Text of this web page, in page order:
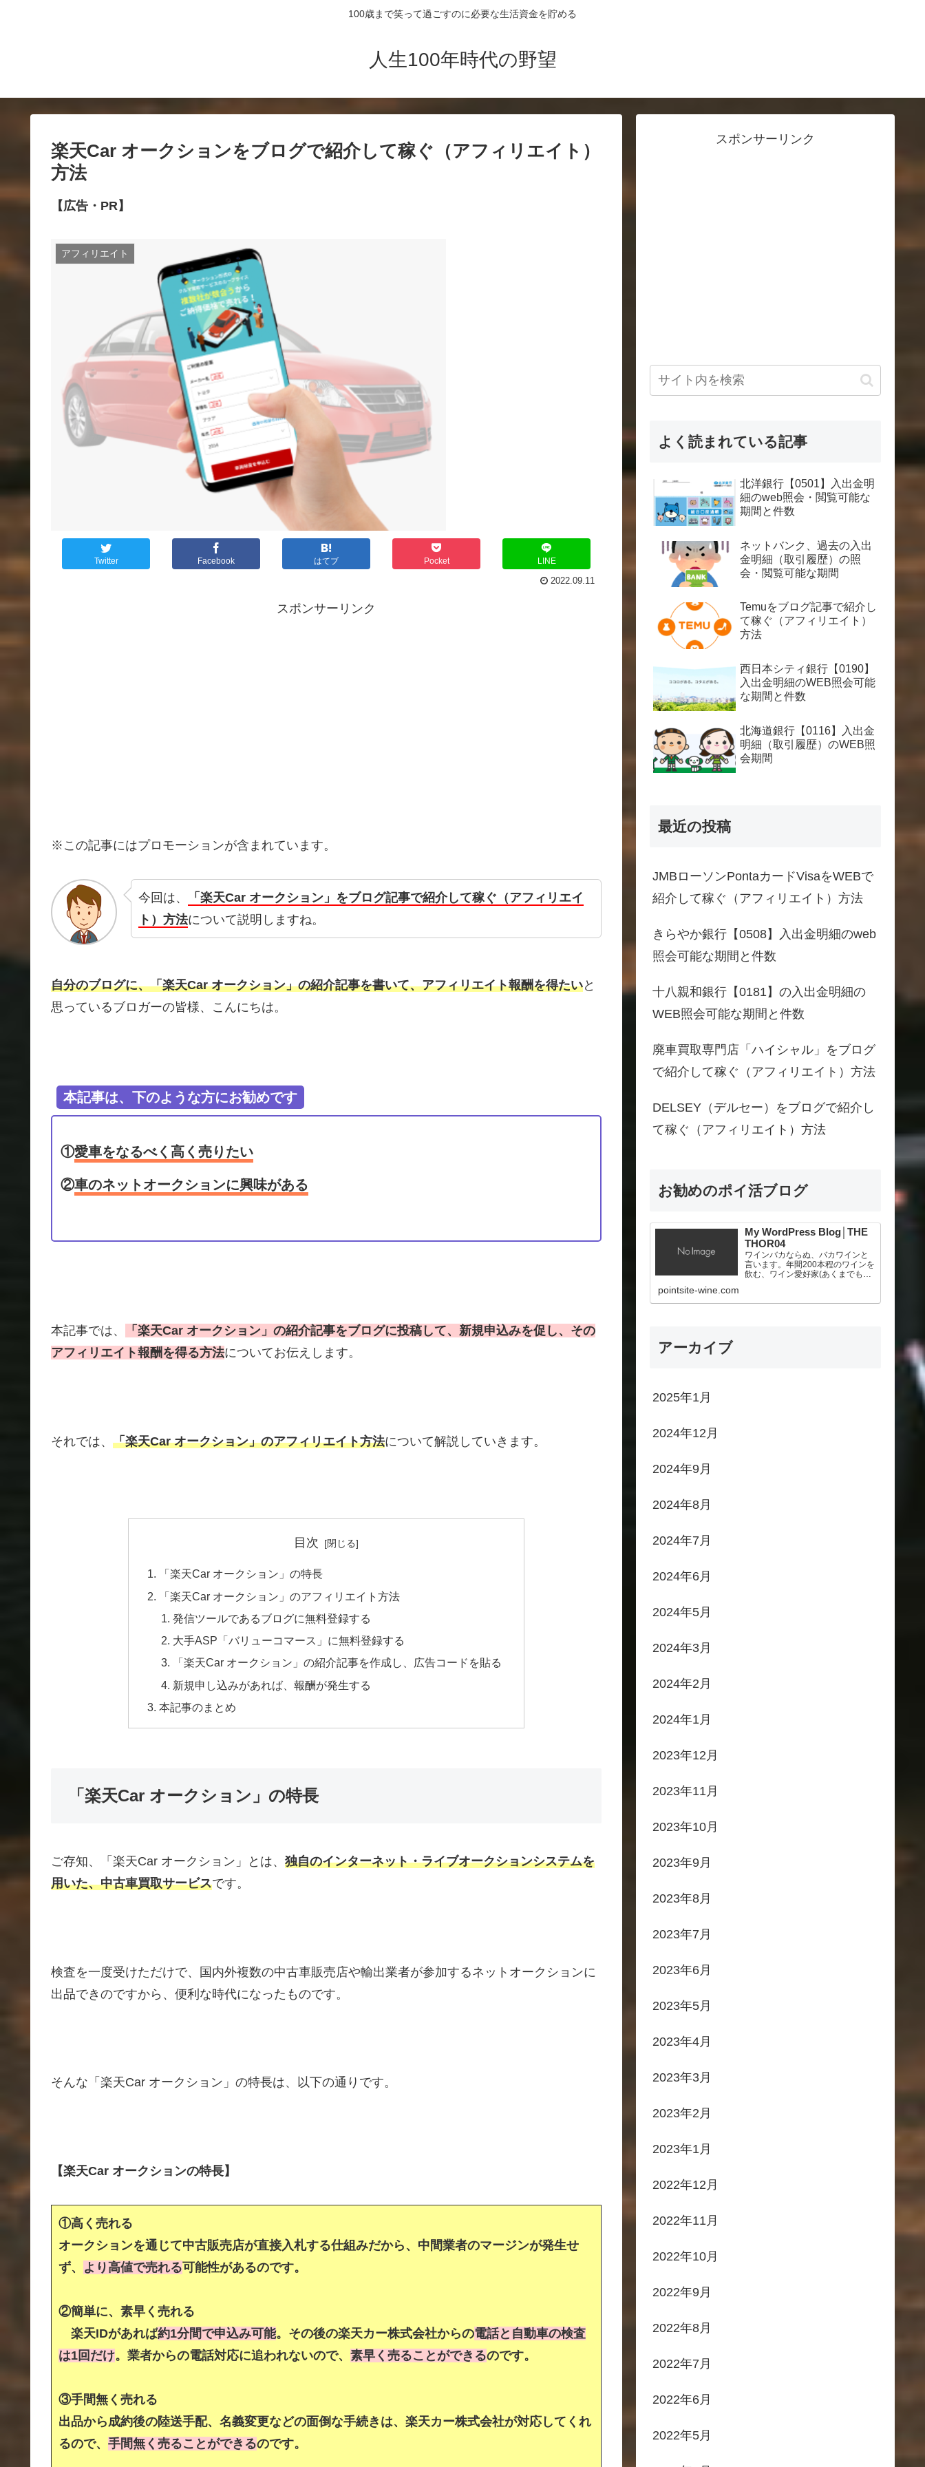
100歳まで笑って過ごすのに必要な生活資金を貯める
人生100年時代の野望
楽天Car オークションをブログで紹介して稼ぐ（アフィリエイト）
方法
【広告・PR】
アフィリエイト
Twitter Facebook はてブ Pocket LINE
2022.09.11
スポンサーリンク
※この記事にはプロモーションが含まれています。
今回は、
「楽天Car オークション」をブログ記事で紹介して稼ぐ（アフィリエイ
ト）方法について説明しますね。
自分のブログに、「楽天Car オークション」の紹介記事を書いて、アフィリエイト報酬を得たいと
思っているブロガーの皆様、こんにちは。
本記事は、下のような方にお勧めです
①愛車をなるべく高く売りたい
②車のネットオークションに興味がある
本記事では、
「楽天Car オークション」の紹介記事をブログに投稿して、新規申込みを促し、その
アフィリエイト報酬を得る方法についてお伝えします。
それでは、 「楽天Car オークション」のアフィリエイト方法について解説していきます。
目次
「楽天Car オークション」の特長
「楽天Car オークション」のアフィリエイト方法
発信ツールであるブログに無料登録する
大手ASP「バリューコマース」に無料登録する
「楽天Car オークション」の紹介記事を作成し、広告コードを貼る
新規申し込みがあれば、報酬が発生する
本記事のまとめ
「楽天Car オークション」の特長
ご存知、「楽天Car オークション」とは、 独自のインターネット・ライブオークションシステムを
用いた、中古車買取サービスです。
検査を一度受けただけで、国内外複数の中古車販売店や輸出業者が参加するネットオークションに
出品できのですから、便利な時代になったものです。
そんな「楽天Car オークション」の特長は、以下の通りです。
【楽天Car オークションの特長】
①高く売れる
オークションを通じて中古販売店が直接入札する仕組みだから、中間業者のマージンが発生せ
ず、 より高値で売れる可能性があるのです。
②簡単に、素早く売れる
楽天IDがあれば約1分間で申込み可能。その後の楽天カー株式会社からの電話と自動車の検査
は1回だけ。業者からの電話対応に追われないので、 素早く売ることができるのです。
③手間無く売れる
出品から成約後の陸送手配、名義変更などの面倒な手続きは、楽天カー株式会社が対応してくれ
るので、 手間無く売ることができるのです。
スポンサーリンク
よく読まれている記事
北洋銀行【0501】入出金明
細のweb照会・閲覧可能な
期間と件数
ネットバンク、過去の入出
金明細（取引履歴）の照
会・閲覧可能な期間
Temuをブログ記事で紹介し
て稼ぐ（アフィリエイト）
方法
西日本シティ銀行【0190】
入出金明細のWEB照会可能
な期間と件数
北海道銀行【0116】入出金
明細（取引履歴）のWEB照
会期間
最近の投稿
JMBローソンPontaカードVisaをWEBで
紹介して稼ぐ（アフィリエイト）方法
きらやか銀行【0508】入出金明細のweb
照会可能な期間と件数
十八親和銀行【0181】の入出金明細の
WEB照会可能な期間と件数
廃車買取専門店「ハイシャル」をブログ
で紹介して稼ぐ（アフィリエイト）方法
DELSEY（デルセー）をブログで紹介し
て稼ぐ（アフィリエイト）方法
お勧めのポイ活ブログ
My WordPress Blog│THE
THOR04
ワインバカならぬ、バカワインと
言います。年間200本程のワインを
飲む、ワイン愛好家(あくまでも素
いたいと願う、サラリーマン。
pointsite-wine.com
アーカイブ
2025年1月
2024年12月
2024年9月
2024年8月
2024年7月
2024年6月
2024年5月
2024年3月
2024年2月
2024年1月
2023年12月
2023年11月
2023年10月
2023年9月
2023年8月
2023年7月
2023年6月
2023年5月
2023年4月
2023年3月
2023年2月
2023年1月
2022年12月
2022年11月
2022年10月
2022年9月
2022年8月
2022年7月
2022年6月
2022年5月